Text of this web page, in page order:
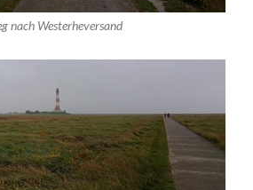
nach Westerheversand